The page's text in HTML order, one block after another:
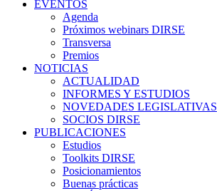
EVENTOS
Agenda
Próximos webinars DIRSE
Transversa
Premios
NOTICIAS
ACTUALIDAD
INFORMES Y ESTUDIOS
NOVEDADES LEGISLATIVAS
SOCIOS DIRSE
PUBLICACIONES
Estudios
Toolkits DIRSE
Posicionamientos
Buenas prácticas